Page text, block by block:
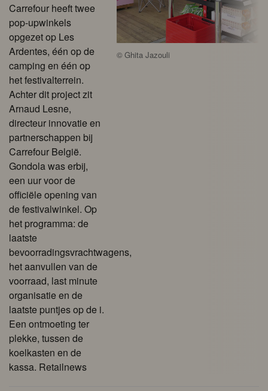
Carrefour heeft twee
pop-upwinkels
opgezet op Les
Ardentes, één op de
camping en één op
het festivalterrein.
Achter dit project zit
Arnaud Lesne,
directeur innovatie en
partnerschappen bij
Carrefour België.
Gondola was erbij,
een uur voor de
officiële opening van
de festivalwinkel. Op
het programma: de
laatste
bevoorradingsvrachtwagens,
het aanvullen van de
voorraad, last minute
organisatie en de
laatste puntjes op de i.
Een ontmoeting ter
plekke, tussen de
koelkasten en de
kassa. Retailnews
©Ghita Jazouli